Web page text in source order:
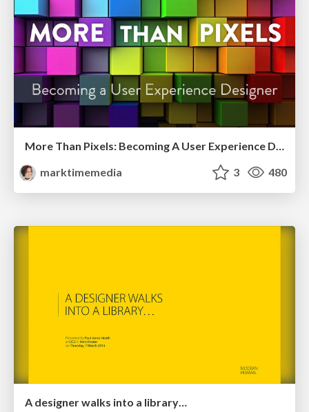
marktimemedia
3 480
A designer walks into a library…